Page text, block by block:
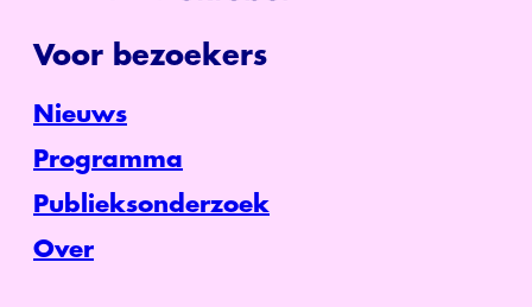
Voor bezoekers
Nieuws
Programma
Publieksonderzoek
Over